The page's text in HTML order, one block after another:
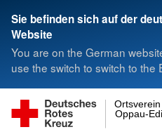
Sie befinden sich auf der
Website
You are on the German
use the switch to switch to the
Oppau-
Ortsverein